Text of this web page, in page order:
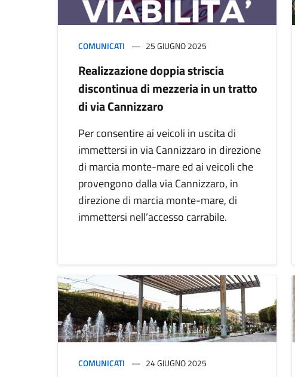
COMUNICATI 25 GIUGNO 2025
Realizzazione doppia striscia
discontinua di mezzeria in un tratto
di via Cannizzaro
Per consentire ai veicoli in uscita di
immettersi in via Cannizzaro in direzione
di marcia monte-mare ed ai veicoli che
provengono dalla via Cannizzaro, in
direzione di marcia monte-mare, di
immettersi nell’accesso carrabile.
COMUNICATI 24 GIUGNO 2025